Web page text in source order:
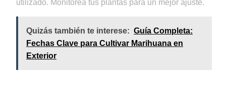
utilizado. Monitorea tus plantas para un mejor ajuste.
Quizás también te interese: Guía Completa:
Fechas Clave para Cultivar Marihuana en
Exterior